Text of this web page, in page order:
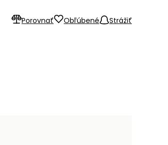
Porovnať Obľúbené Strážiť